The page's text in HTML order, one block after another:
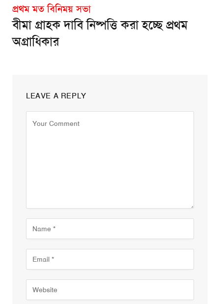
প্রথম মত বিনিময় সভা
বীমা গ্রাহক দাবি নিষ্পত্তি করা হচ্ছে প্রথম
অগ্রাধিকার
LEAVE A REPLY